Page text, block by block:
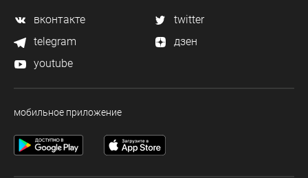
вконтакте
twitter
telegram
дзен
youtube
мобильное приложение